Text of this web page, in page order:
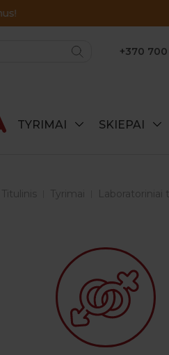
+370 700
TYRIMAI SKIEPAI
Titulinis Tyrimai Laboratoriniai